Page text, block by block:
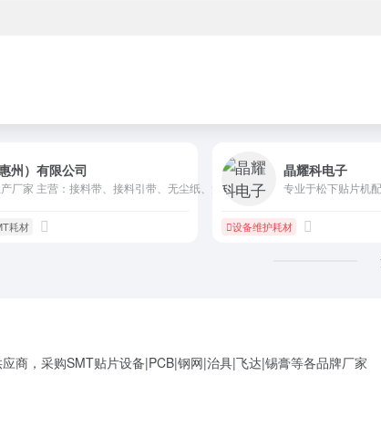
州）有限公司
厂家 主营：接料带、接料引带、无尘纸、无尘布、卷轴布、高温胶带、防
耗材
晶耀科电子
专业于松下贴片机
设备维护耗材
商，采购SMT贴片设备|PCB|钢网|治具|飞达|锡膏等各品牌厂家